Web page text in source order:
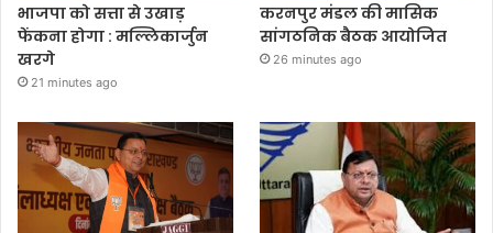
भाजपा को सत्ता से उखाड़
फेंकना होगा : मल्लिकार्जुन
खरगे
21 minutes ago
करनपुर मंडल की मासिक
सांगठनिक बैठक आयोजित
26 minutes ago